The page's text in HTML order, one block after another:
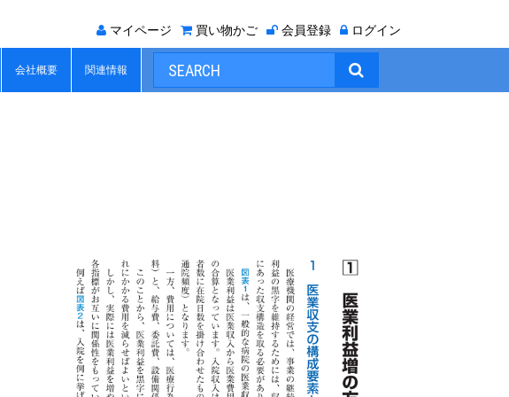
マイページ 買い物かご 会員登録 ログイン
会社概要 関連情報 